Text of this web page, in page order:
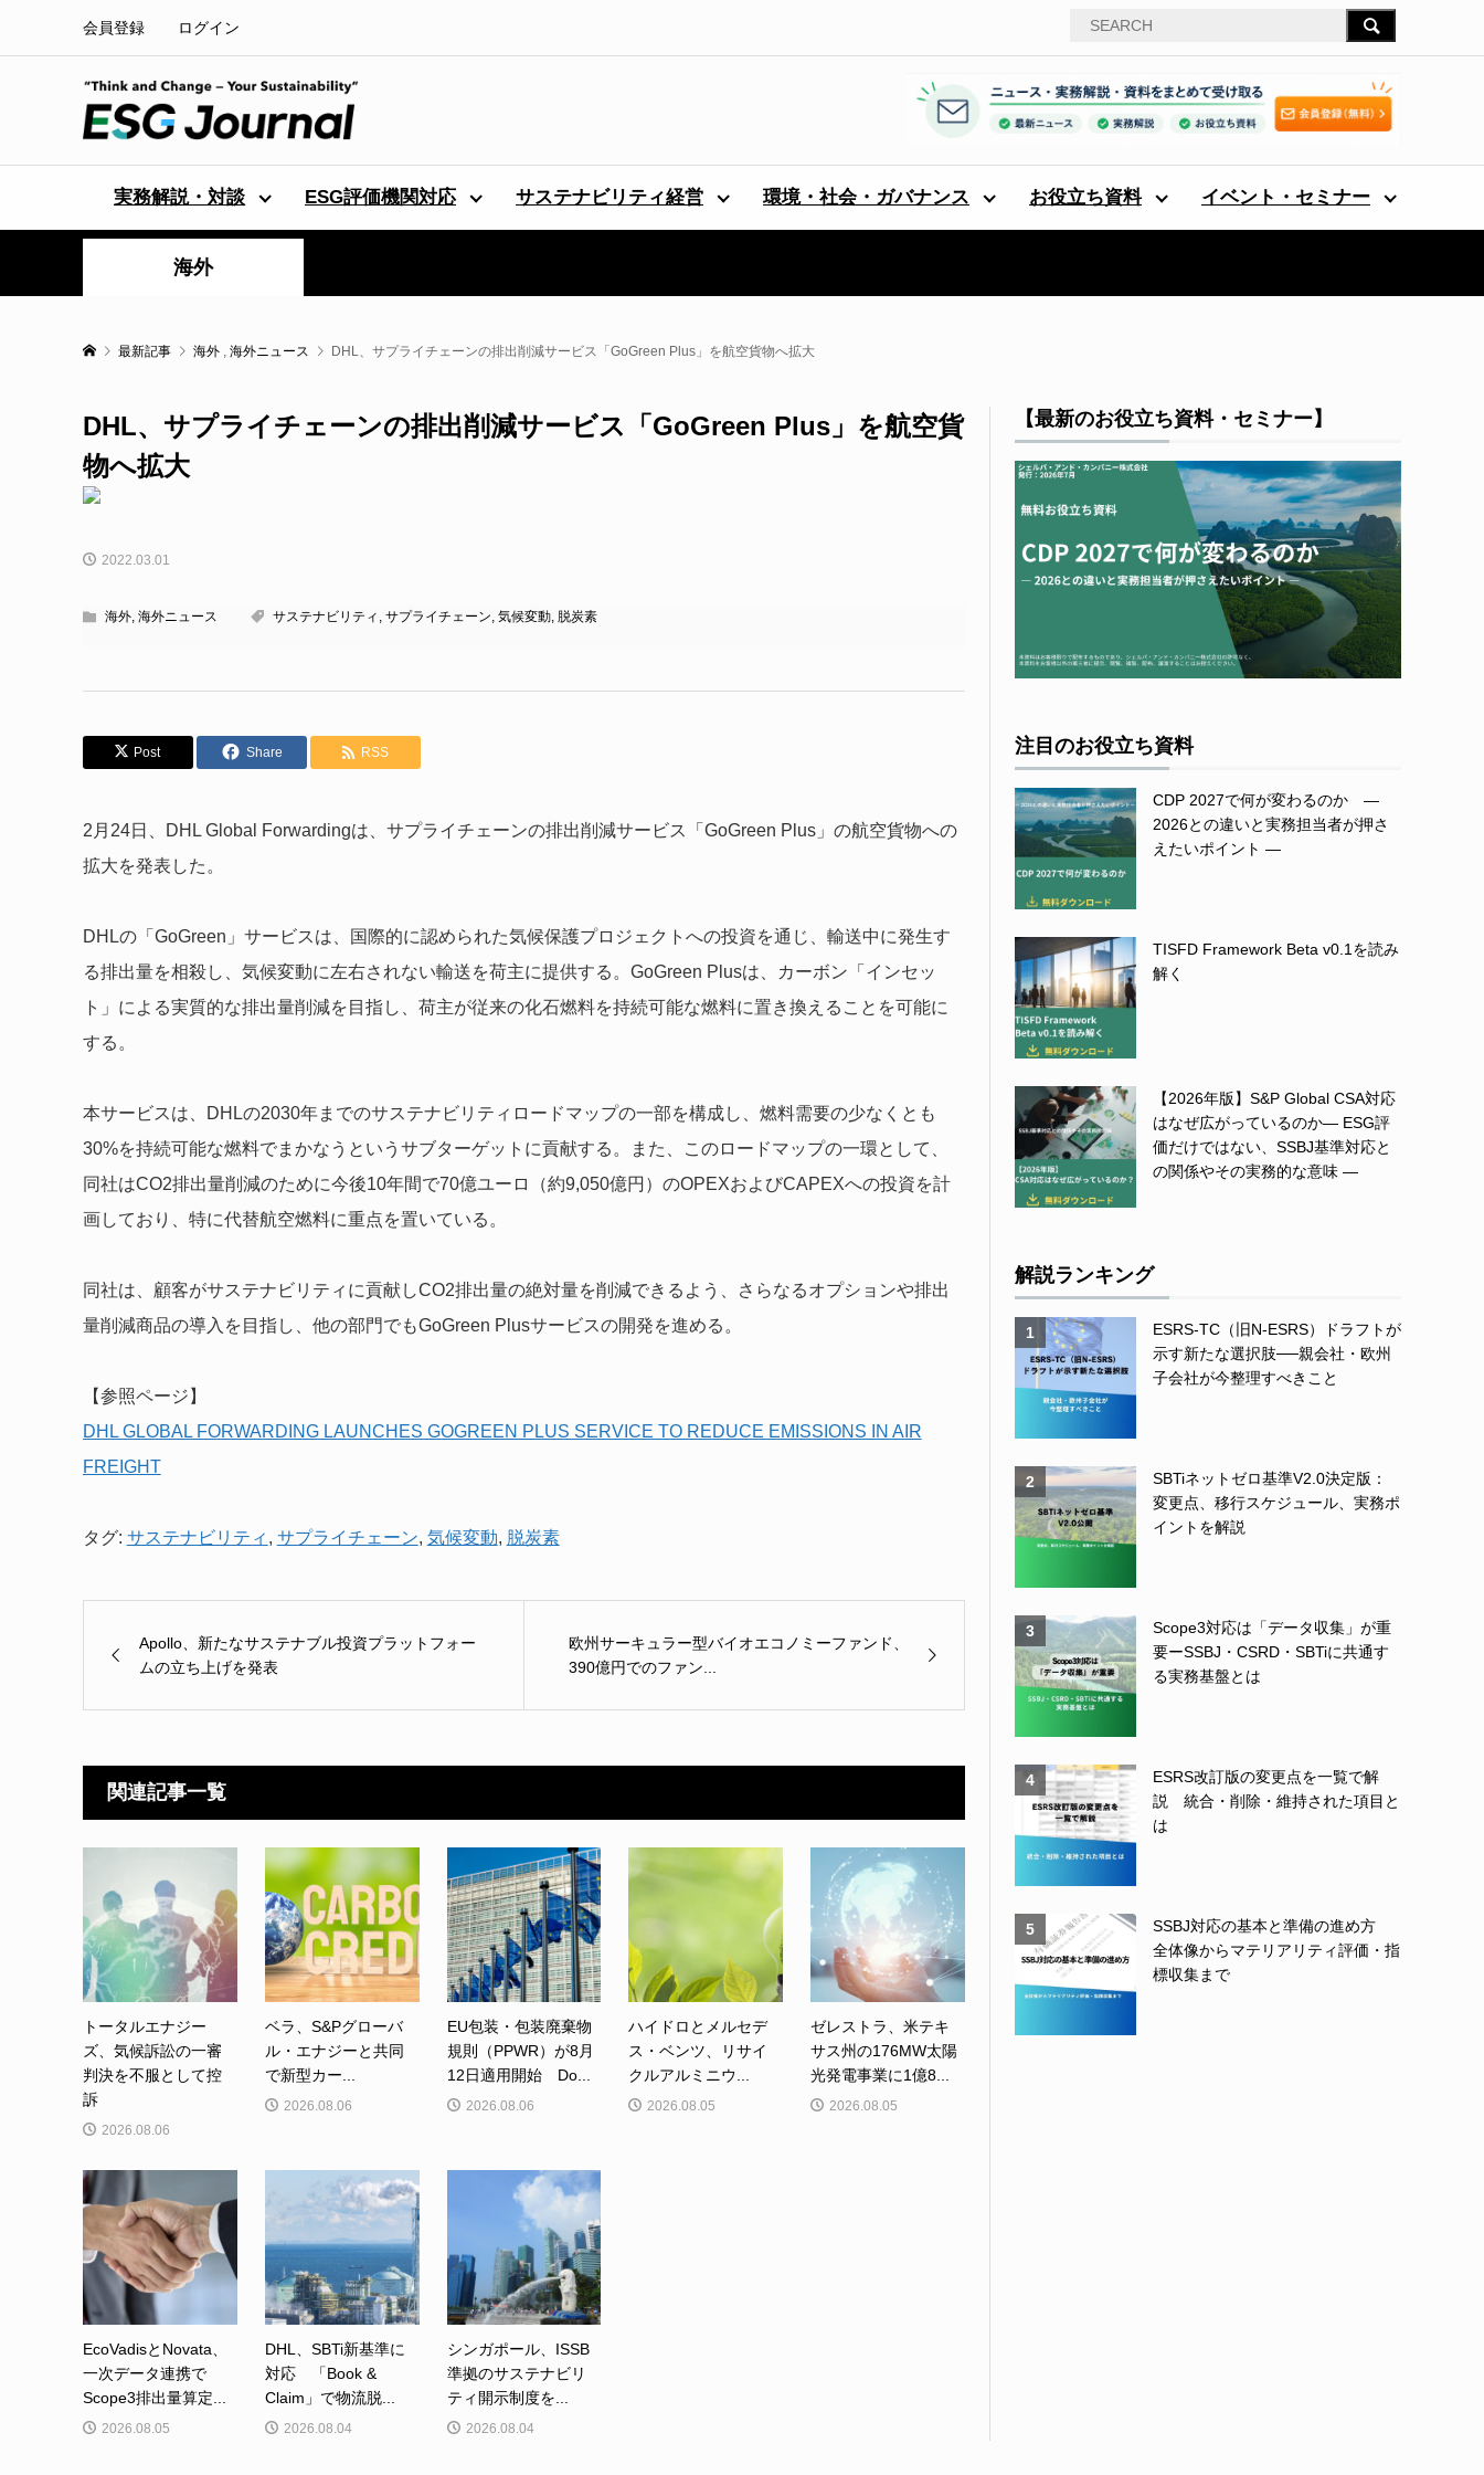
会員登録 ログイン
実務解説・対談 ESG評価機関対応 サステナビリティ経営 環境・社会・ガバナンス お役立ち資料 イベント・セミナー
海外
最新記事 海外 , 海外ニュース DHL、サプライチェーンの排出削減サービス「GoGreen Plus」を航空貨物へ拡大
DHL、サプライチェーンの排出削減サービス「GoGreen Plus」を航空貨
物へ拡大
2022.03.01
海外, 海外ニュース サステナビリティ , サプライチェーン, 気候変動, 脱炭素
Post Share RSS
2月24日、DHL Global Forwardingは、サプライチェーンの排出削減サービス「GoGreen Plus」の航空貨物への
拡大を発表した。
DHLの「GoGreen」サービスは、国際的に認められた気候保護プロジェクトへの投資を通じ、輸送中に発生す
る排出量を相殺し、気候変動に左右されない輸送を荷主に提供する。GoGreen Plusは、カーボン「インセッ
ト」による実質的な排出量削減を目指し、荷主が従来の化石燃料を持続可能な燃料に置き換えることを可能に
する。
本サービスは、DHLの2030年までのサステナビリティロードマップの一部を構成し、燃料需要の少なくとも
30%を持続可能な燃料でまかなうというサブターゲットに貢献する。また、このロードマップの一環として、
同社はCO2排出量削減のために今後10年間で70億ユーロ（約9,050億円）のOPEXおよびCAPEXへの投資を計
画しており、特に代替航空燃料に重点を置いている。
同社は、顧客がサステナビリティに貢献しCO2排出量の絶対量を削減できるよう、さらなるオプションや排出
量削減商品の導入を目指し、他の部門でもGoGreen Plusサービスの開発を進める。
【参照ページ】
DHL GLOBAL FORWARDING LAUNCHES GOGREEN PLUS SERVICE TO REDUCE EMISSIONS IN AIR
FREIGHT
タグ: サステナビリティ , サプライチェーン, 気候変動, 脱炭素
Apollo、新たなサステナブル投資プラットフォー
ムの立ち上げを発表
欧州サーキュラー型バイオエコノミーファンド、
390億円でのファン...
関連記事一覧
トータルエナジー
ズ、気候訴訟の一審
判決を不服として控
訴
2026.08.06
ベラ、S&Pグローバ
ル・エナジーと共同
で新型カー...
2026.08.06
EU包装・包装廃棄物
規則（PPWR）が8月
12日適用開始 Do...
2026.08.06
ハイドロとメルセデ
ス・ベンツ、リサイ
クルアルミニウ...
2026.08.05
ゼレストラ、米テキ
サス州の176MW太陽
光発電事業に1億8...
2026.08.05
EcoVadisとNovata、
一次データ連携で
Scope3排出量算定...
2026.08.05
DHL、SBTi新基準に
対応 「Book &
Claim」で物流脱...
2026.08.04
シンガポール、ISSB
準拠のサステナビリ
ティ開示制度を...
2026.08.04
【最新のお役立ち資料・セミナー】
注目のお役立ち資料
CDP 2027で何が変わるのか ―
2026との違いと実務担当者が押さ
えたいポイント ―
TISFD Framework Beta v0.1を読み
解く
【2026年版】S&P Global CSA対応
はなぜ広がっているのか― ESG評
価だけではない、SSBJ基準対応と
の関係やその実務的な意味 ―
解説ランキング
1
ESRS-TC（旧N-ESRS）ドラフトが
示す新たな選択肢──親会社・欧州
子会社が今整理すべきこと
2
SBTiネットゼロ基準V2.0決定版：
変更点、移行スケジュール、実務ポ
イントを解説
3
Scope3対応は「データ収集」が重
要ーSSBJ・CSRD・SBTiに共通す
る実務基盤とは
4
ESRS改訂版の変更点を一覧で解
説 統合・削除・維持された項目と
は
5
SSBJ対応の基本と準備の進め方
全体像からマテリアリティ評価・指
標収集まで